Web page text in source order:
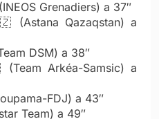
(INEOS Grenadiers) a 37″
(Astana Qazaqstan) a
DSM) a 38″
(Team Arkéa-Samsic) a
FDJ) a 43″
Team) a 49″